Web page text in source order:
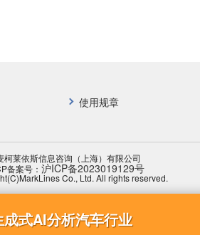
使用规章
柯莱依斯信息咨询（上海）有限公司
备案号： 沪ICP备2023019129号
Co., Ltd. All rights reserved.
式AI分析汽车行业